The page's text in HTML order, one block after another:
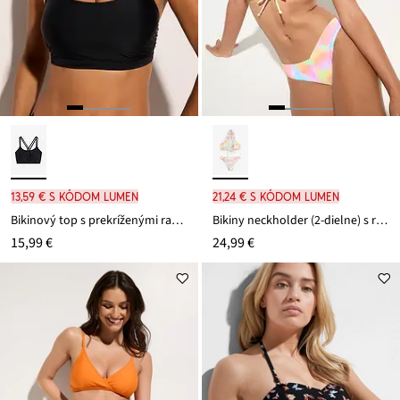
13,59 € s kódom LUMEN
Bikinový top s prekríženými ramienkami
15,99 €
21,24 € s kódom LUMEN
Bikiny neckholder (2-dielne) s riasením
24,99 €